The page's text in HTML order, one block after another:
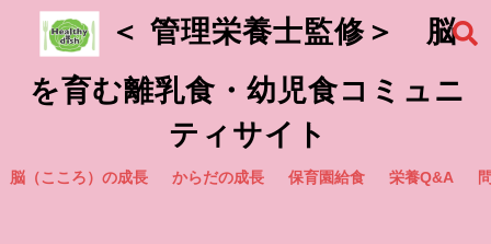
＜ 管理栄養士監修＞ 脳
を育む離乳食・幼児食コミュニ
ティサイト
脳（こころ）の成長 からだの成長 保育園給食 栄養Q&A